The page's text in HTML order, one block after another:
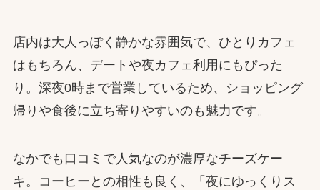
店内は大人っぽく静かな雰囲気で、ひとりカフェ
はもちろん、デートや夜カフェ利用にもぴった
り。深夜0時まで営業しているため、ショッピング
帰りや食後に立ち寄りやすいのも魅力です。
なかでも口コミで人気なのが濃厚なチーズケー
キ。コーヒーとの相性も良く、「夜にゆっくりス